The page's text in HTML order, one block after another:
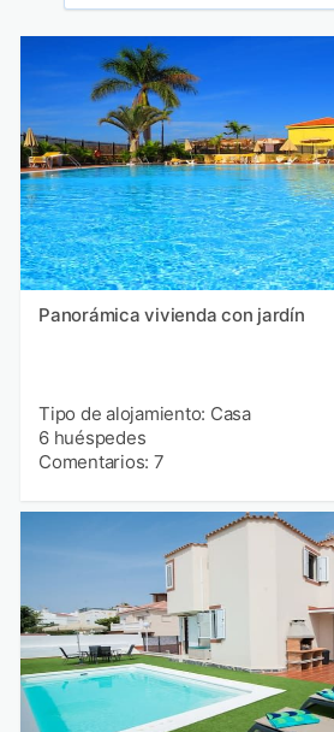
Panorámica vivienda con jardín
Tipo de alojamiento: Casa
6 huéspedes
Comentarios: 7